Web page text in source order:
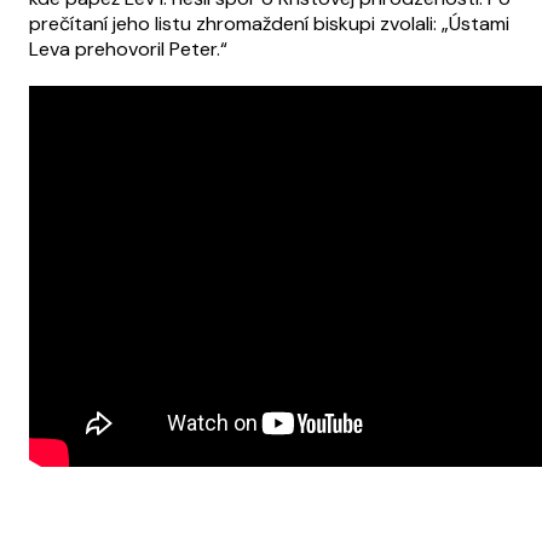
prečítaní jeho listu zhromaždení biskupi zvolali: „Ústami
Leva prehovoril Peter.“